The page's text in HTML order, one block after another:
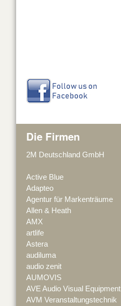
Die Firmen
2M Deutschland GmbH
Active Blue
Adapteo
Agentur für Markenträume
Allen & Heath
AMX
artlife
Astera
audiluma
audio zenit
AUMOVIS
AVE Audio Visual Equipment
AVM Veranstaltungstechnik